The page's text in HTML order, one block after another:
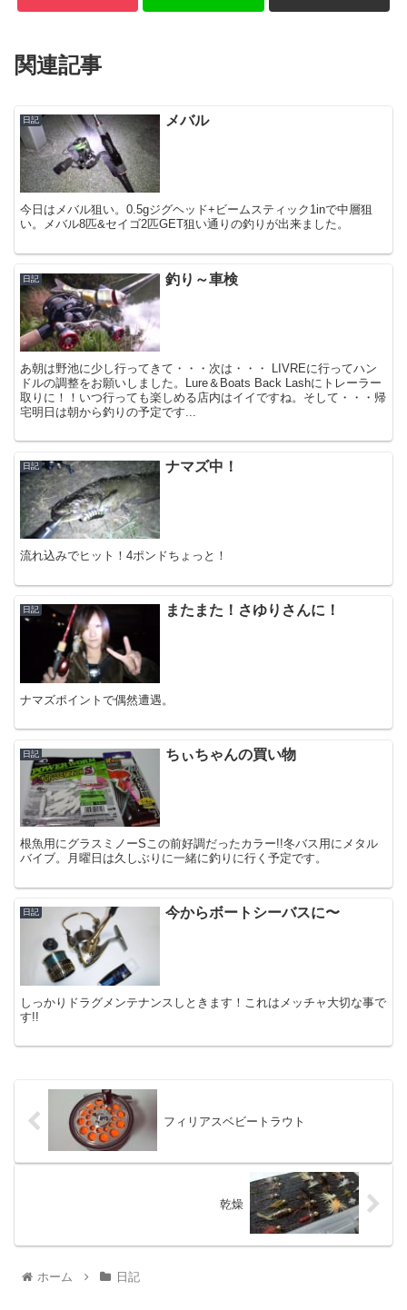
関連記事
日記 メバル
今日はメバル狙い。0.5gジグヘッド+ビームスティック1inで中層狙
い。メバル8匹&セイゴ2匹GET狙い通りの釣りが出来ました。
日記 釣り～車検
あ朝は野池に少し行ってきて・・・次は・・・ LIVREに行ってハン
ドルの調整をお願いしました。Lure＆Boats Back Lashにトレーラー
取りに！！いつ行っても楽しめる店内はイイですね。そして・・・帰
宅明日は朝から釣りの予定です...
日記 ナマズ中！
流れ込みでヒット！4ポンドちょっと！
日記 またまた！さゆりさんに！
ナマズポイントで偶然遭遇。
日記 ちぃちゃんの買い物
根魚用にグラスミノーSこの前好調だったカラー!!冬バス用にメタル
バイブ。月曜日は久しぶりに一緒に釣りに行く予定です。
日記 今からボートシーバスに〜
しっかりドラグメンテナンスしときます！これはメッチャ大切な事で
す!!
フィリアスベビートラウト
乾燥
ホーム 日記